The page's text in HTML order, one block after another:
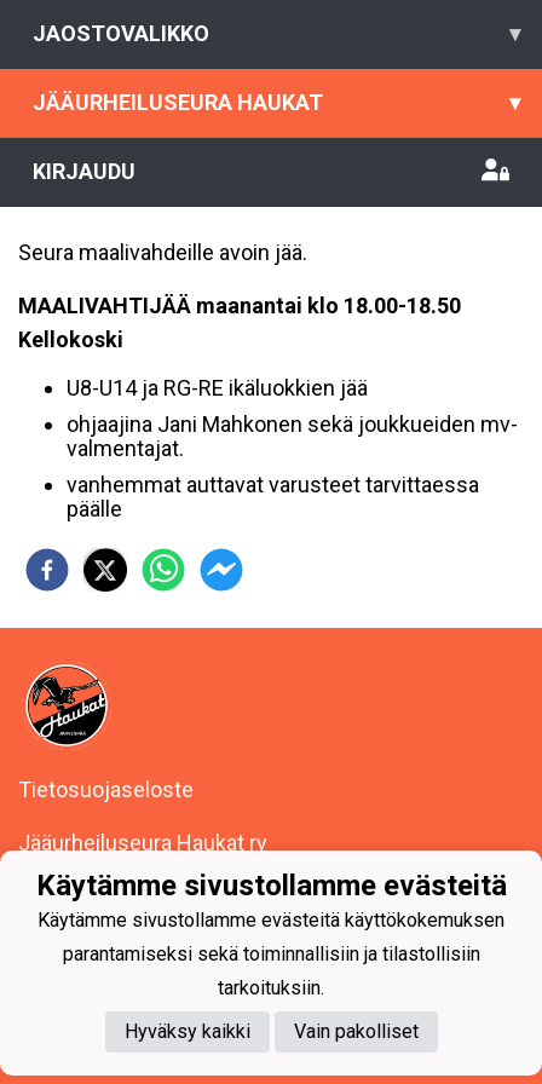
JAOSTOVALIKKO ▾
JÄÄURHEILUSEURA HAUKAT ▾
KIRJAUDU
Seura maalivahdeille avoin jää.
MAALIVAHTIJÄÄ maanantai klo 18.00-18.50
Kellokoski
U8-U14 ja RG-RE ikäluokkien jää
ohjaajina Jani Mahkonen sekä joukkueiden mv-
valmentajat.
vanhemmat auttavat varusteet tarvittaessa
päälle
Tietosuojaseloste
Jääurheiluseura Haukat ry
Y-tunnus: 0494623-1
Powered by
Käytämme sivustollamme evästeitä
Käytämme sivustollamme evästeitä käyttökokemuksen
parantamiseksi sekä toiminnallisiin ja tilastollisiin
tarkoituksiin.
Hyväksy kaikki
Vain pakolliset